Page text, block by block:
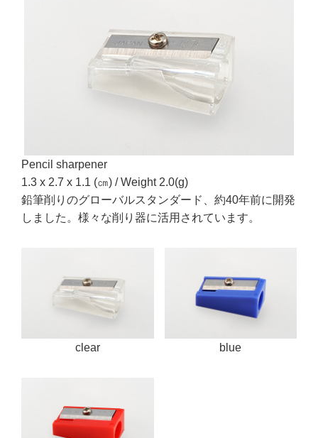
Pencil sharpener
1.3 x 2.7 x 1.1 (㎝) / Weight 2.0(g)
鉛筆削りのグローバルスタンダード、約40年前に開発
しました。様々な削り器に活用されています。
clear blue